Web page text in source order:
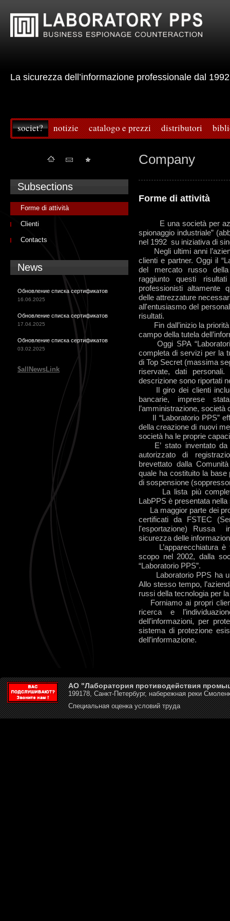
La sicurezza dell’informazione professionale dal
societ? notizie catalogo e prezzi distributori
Company
Forme di attività
E una società per
spionaggio industriale”
nel 1992 su iniziativa di
Negli ultimi anni
clienti e partner. Oggi il
del mercato russo
raggiunto questi
professionisti altamente
delle attrezzature
all'entusiasmo del
risultati.
Fin dall’inizio la priorità
campo della tutela
Oggi SPA
completa di servizi per la
di Top Secret (massima
riservate, dati
descrizione sono riportati
Il giro dei clienti
bancarie, imprese
l’amministrazione,
Il “Laboratorio PPS”
della creazione di nuovi
società ha le proprie
E’ stato inventato da
autorizzato di
brevettato dalla
quale ha costituito la base
di sospensione
La lista più completa
LabPPS è presentata
La maggior parte dei
certificati da FSTEC
l'esportazione) Russa
sicurezza delle
L’apparecchiatura è
scopo nel 2002, dalla
“Laboratorio PPS”.
Laboratorio PPS ha
Allo stesso tempo,
russi della tecnologia per
Forniamo ai propri
ricerca e
dell’informazioni, per
sistema di protezione
dell’informazione.
Subsections
Forme di attività
Clienti
Contacts
News
Обновление списка сертификатов
16.06.2025
Обновление списка сертификатов
17.04.2025
Обновление списка сертификатов
03.02.2025
$allNewsLink
АО "Лаборатория противодействия
199178, Санкт-Петербург, набережная реки
Специальная оценка условий труда